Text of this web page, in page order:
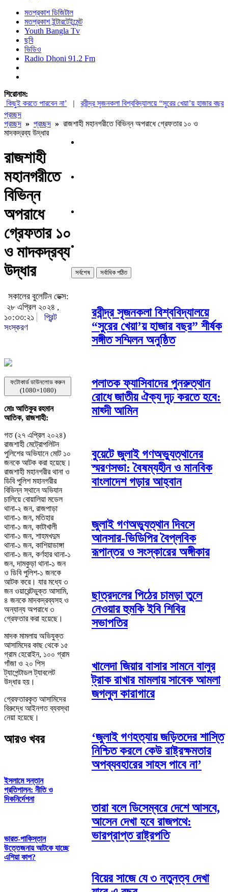
মতপ্রকাশ ডিজিটাল
মতপ্রকাশ ইন্টারটেইন্মেন্ট
Youth Bangla Tv
ছবি
ভিডিও
Radio Dhoni 91.2 Fm
শিরোনাম:
করতে পারবেন না’| রবীন্দ্র সৃজনকলা বিশ্ববিদ্যালয়ে “সুরের খেয়া’য় হাজার বছর”
প্রচ্ছদ
প্রচ্ছদ » প্রচ্ছদ » রাজশাহী মহানগরীতে বিভিন্ন অপরাধে গ্রেফতার ১০ ও
মাদকদ্রব্য উদ্ধার
রাজশাহী
মহানগরীতে
বিভিন্ন
অপরাধে
গ্রেফতার ১০
ও মাদকদ্রব্য
উদ্ধার
সকালের বুলেটিন ডেক্স:
২৮ এপ্রিল ২০২৪ ,
১০:৩৩:২১
প্রিন্ট
সংস্করণ
ফটোকার্ড ডাউনলোড করুন
(1080×1080)
মোঃ আতিকুর রহমান
আতিক, রাজশাহী:
গত (২৭ এপ্রিল ২০২৪)
রাজশাহী মেট্রোপলিটন
পুলিশের অভিযানে মোট ১০
জনকে আটক করা হয়েছে।
রাজশাহী মহানগরীর থানা ও
ডিবি পুলিশ মহানগরীর
বিভিন্ন স্থানে অভিযান
চালিয়ে বোয়ালিয়া মডেল
থানা-২ জন, রাজপাড়া
থানা-১ জন, মতিহার
থানা-১ জন, কাটাখালী
থানা-১ জন, শাহমখদুম
থানা-১ জন, কাশিয়াডাঙ্গা
থানা-১ জন, কর্ণহার থানা-১
জন, দামকুড়া থানা-১ জন
ও ডিবি পুলিশ-১ জনকে
আটক করে। যার মধ্যে ৩
জন ওয়ারেন্টভুক্ত আসামি,
৪ জনকে মাদকদ্রব্যসহ ও
অন্যান্য অপরাধে ৩
গ্রেফতার করা হয়েছে।
মাদক মামলায় অভিযুক্ত
আসামিদের কাছ থেকে ১৫
গ্রাম হেরোইন, ১০০ গ্রাম
গাঁজা ও ২০ পিস
ট্যাপেন্টাডল ট্যাবলেট
উদ্ধার হয়।
গ্রেফতারকৃত আসামিদের
বিরুদ্ধে আইনগত ব্যবস্থা
নেয়া হয়েছে।
আরও খবর
ইসলামে সন্তান
প্রতিপালন: নীতি ও
দিকনির্দেশনা
ভারত-পাকিস্তান
উত্তেজনায় আটকে যাচ্ছে
এশিয়া কাপ?
সর্বশেষ সর্বাধিক পঠিত
রবীন্দ্র সৃজনকলা বিশ্ববিদ্যালয়ে
“সুরের খেয়া’য় হাজার বছর” শীর্ষক
সঙ্গীত সম্মিলন অনুষ্ঠিত
পলাতক ফ্যাসিবাদের পুনরুত্থান
রোধে জাতীয় ঐক্য দৃঢ় করতে হবে:
মাহ্দী আমিন
বুয়েটে জুলাই গণঅভ্যুত্থানের
স্মরণসভা: বৈষম্যহীন ও মানবিক
বাংলাদেশ গড়ার আহ্বান
জুলাই গণঅভ্যুত্থান দিবসে
আনসার-ভিডিপির বৈপ্লবিক
রূপান্তর ও সংস্কারের অঙ্গীকার
ছাত্রদলের পিঠের চামড়া তুলে
নেওয়ার হুমকি ইবি শিবির
সভাপতির
খালেদা জিয়ার বাসার সামনে বালুর
ট্রাক রাখার মামলায় সাবেক আমলা
জগলুল কারাগারে
‘জুলাই গণহত্যায় জড়িতদের শাস্তি
নিশ্চিত করলে কেউ রাষ্ট্রক্ষমতার
অপব্যবহারের সাহস পাবে না’
তারা বলে ডিসেম্বরে দেশে আসবে,
আসেন দেখা হবে রাজপথে:
ভারপ্রাপ্ত রাষ্ট্রপতি
বিয়ের সাজে যে ৩ নতুনত্ব দেখা